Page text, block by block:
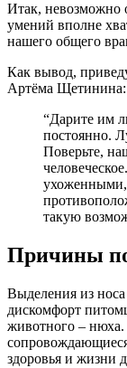
Итак, невозможно
умений вполне
нашего общего
Как вывод,
Артёма Щетинина:
“Дарите им
постоянно.
Поверьте,
ухоженными,
такую
Причины
Выделения из
дискомфорт
животного – нюха.
здоровья и жизни